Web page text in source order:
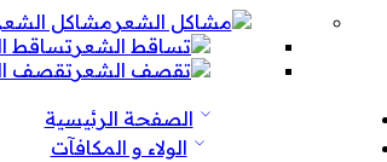
مشاكل
تساقط
تقصف
الصفحة الرئيسية
الولاء و المكافآت